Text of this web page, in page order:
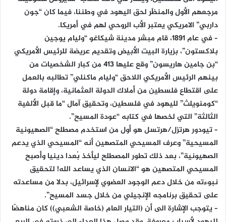
مرجعهم الأول والمنظّر لحق اليهود في وطننا، فيما كان “جون
داربي” الامريكي يعتبر الأب الروحي لهم في أمريكا.
– في عام 1891، قام مبشر مدينة شيكاغو “وليام يوجين
بلاكستون”، بزيارة البيت الأبيض وتقديم عريضة للرئيس الأمريكي
“بن جامين هاريسون” وقع عليها 413 من كبار الشخصيات من
بينهم الرئيس الأمريكي اللاحق “وليام ماكنلي” تطالبه بالعمل
على اقتطاع فلسطين من أملاك الدولة العثمانية، وإقامة دولة
“كومنويلث” لليهود في فلسطين، وتحقيق آمال “ما قبل الألفية
الثالثة” التي لخصها في كتابه “عودة المسيح”.
– تيودور هرتزل/هرتسل هو أول من استخدم مصطلح “الصهيونية
المسيحية” وعرف المسيحي المتصهين أنه “المسيحي الذي يدعم
الصهيونية”، بعد ذلك تطور المصطلح ليأخذ بُعدا دينيا وأصبح
المسيحي المتصهين هو “الانسان الذي يساعد الله! لتحقيق
نبوءته من خلال دعم الوجود العضوي لإسرائيل، بدلا من مساعدته
على تحقيق برنامجه الإنجيلي من خلال جسد المسيح”.
– يتوجب الإشارة الى أن (التيار العام (خاصة الشعبي)) كان مناهضًا